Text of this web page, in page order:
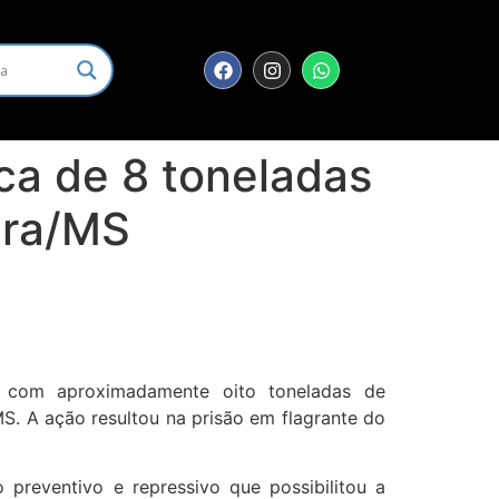
de 8 toneladas
MS
aproximadamente oito toneladas de
A ação resultou na prisão em flagrante do
e repressivo que possibilitou a